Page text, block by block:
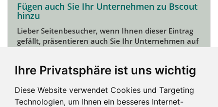
Ihre Privatsphäre ist uns wichtig
Diese Website verwendet Cookies und Targeting
Technologien, um Ihnen ein besseres Internet-
Fügen auch Sie Ihr Unternehmen zu Bscout
hinzu
Lieber Seitenbesucher, wenn Ihnen dieser Eintrag
gefällt, präsentieren auch Sie Ihr Unternehmen auf
Mein Unternehmen hinzufügen